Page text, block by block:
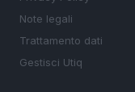
Note legali
Trattamento dati
Gestisci Utiq